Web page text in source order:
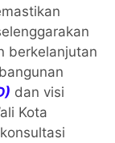
berkelanjutan
dan visi
Kota